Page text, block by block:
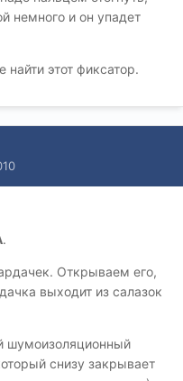
немного и он упадет
найти этот фиксатор.
.
Открываем его,
выходит из салазок
шумоизоляционный
снизу закрывает